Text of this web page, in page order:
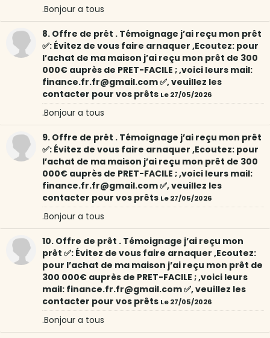
.Bonjour a tous
8. Offre de prêt . Témoignage j’ai reçu mon prêt
✅: Évitez de vous faire arnaquer ,Ecoutez: pour
l’achat de ma maison j’ai reçu mon prêt de 300
000€ auprès de PRET-FACILE ; ,voici leurs mail:
finance.fr.fr@gmail.com ✅, veuillez les
contacter pour vos prêts Le 27/05/2026
.Bonjour a tous
9. Offre de prêt . Témoignage j’ai reçu mon prêt
✅: Évitez de vous faire arnaquer ,Ecoutez: pour
l’achat de ma maison j’ai reçu mon prêt de 300
000€ auprès de PRET-FACILE ; ,voici leurs mail:
finance.fr.fr@gmail.com ✅, veuillez les
contacter pour vos prêts Le 27/05/2026
.Bonjour a tous
10. Offre de prêt . Témoignage j’ai reçu mon
prêt ✅: Évitez de vous faire arnaquer ,Ecoutez:
pour l’achat de ma maison j’ai reçu mon prêt de
300 000€ auprès de PRET-FACILE ; ,voici leurs
mail: finance.fr.fr@gmail.com ✅, veuillez les
contacter pour vos prêts Le 27/05/2026
.Bonjour a tous